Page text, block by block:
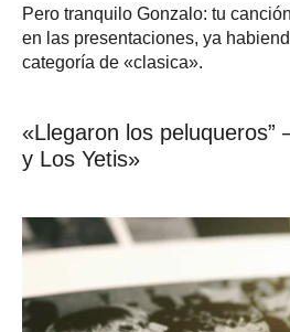
Pero tranquilo Gonzalo: tu
en las presentaciones, ya
categoría de «clasica».
«Llegaron los peluqueros”
y Los Yetis»